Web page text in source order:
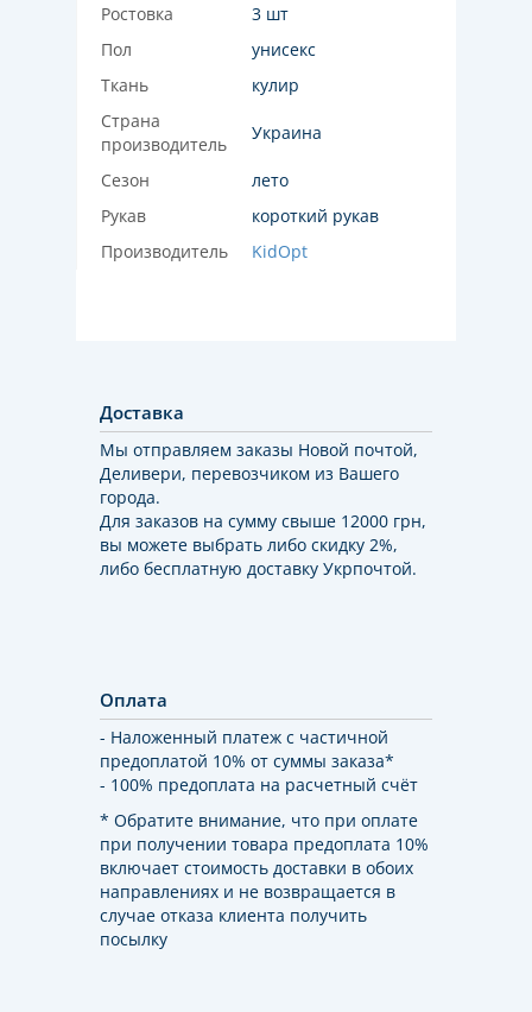
Ростовка
3 шт
Пол
унисекс
Ткань
кулир
Страна
производитель
Украина
Сезон
лето
Рукав
короткий рукав
Производитель
KidOpt
Доставка
Мы отправляем заказы Новой почтой,
Деливери, перевозчиком из Вашего
города.
Для заказов на сумму свыше 12000 грн,
вы можете выбрать либо скидку 2%,
либо бесплатную доставку Укрпочтой.
Оплата
- Наложенный платеж с частичной
предоплатой 10% от суммы заказа*
- 100% предоплата на расчетный счёт
* Обратите внимание, что при оплате
при получении товара предоплата 10%
включает стоимость доставки в обоих
направлениях и не возвращается в
случае отказа клиента получить
посылку